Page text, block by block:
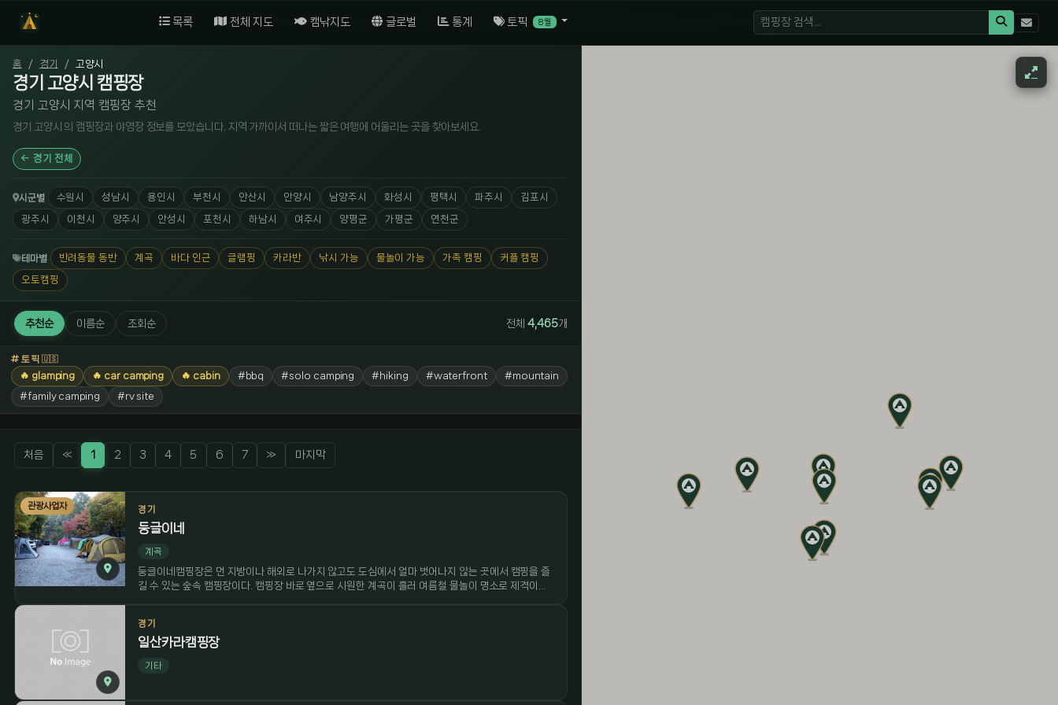
목록 전체 지도 캠낚지도 글로벌 통계 토픽 8월
홈 경기 고양시
경기 고양시 캠핑장
경기 고양시 지역 캠핑장 추천
경기 고양시 의 캠핑장과 야영장 정보를 모았습니다. 지역 가까이서 떠나는 짧은 여행에 어울리는 곳을 찾아보세요.
경기 전체
시군별 수원시 성남시 용인시 부천시 안산시 안양시 남양주시 화성시 평택시 파주시 김포시
광주시 이천시 양주시 안성시 포천시 하남시 여주시 양평군 가평군 연천군
테마별 반려동물 동반 계곡 바다 인근 글램핑 카라반 낚시 가능 물놀이 가능 가족 캠핑 커플 캠핑
오토캠핑
추천순 이름순 조회순 전체4,465개
토픽🇺🇸
🔥 glamping 🔥 car camping 🔥 cabin #bbq #solo camping #hiking #waterfront
#mountain
#family camping
#rv site
처음 « 1 2 3 4 5 6 7 » 마지막
관광사업자 경기
둥글이네
계곡
둥글이네캠핑장은 먼 지방이나 해외로 나가지 않고도 도심에서 얼마 벗어나지 않는 곳에서 캠핑을 즐
길 수 있는 숲속 캠핑장이다. 캠핑장 바로 옆으로 시원한 계곡이 흘러 여름철 물놀이 명소로 제격이다.
로 내려가 물놀이가 가능하다. 캠핑장에서 계곡으로 내려가는 계단도 잘 마련돼 있어 즐기기 좋다. 부
대시설로 매점, 화장실, 샤워장 등이 갖춰져 있다. 당일 피크닉 장소로도 인기다.
경기
일산카라캠핑장
기타